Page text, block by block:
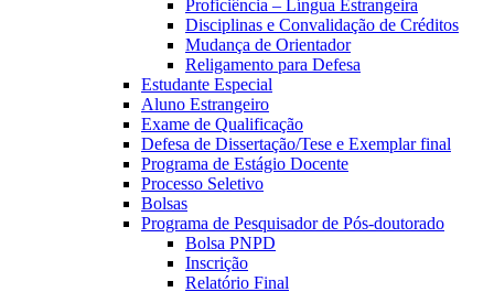
Proficiência – Língua Estrangeira
Disciplinas e Convalidação de Créditos
Mudança de Orientador
Religamento para Defesa
Estudante Especial
Aluno Estrangeiro
Exame de Qualificação
Defesa de Dissertação/Tese e Exemplar final
Programa de Estágio Docente
Processo Seletivo
Bolsas
Programa de Pesquisador de Pós-doutorado
Bolsa PNPD
Inscrição
Relatório Final